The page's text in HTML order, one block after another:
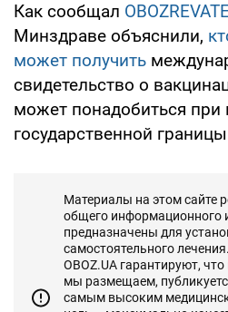
Как сообщал
Минздраве объяснили,
может получить
свидетельство о
может понадобиться при
государственной
Материалы на этом сайте
общего информационного
предназначены для
самостоятельного
OBOZ.UA гарантируют,
мы размещаем,
самым высоким